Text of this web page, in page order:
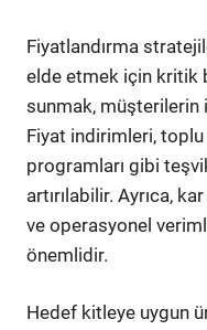
Fiyatlandırma
elde etmek için kritik
sunmak, müşterilerin
Fiyat indirimleri,
programları gibi
artırılabilir. Ayrıca,
ve operasyonel
önemlidir.
Hedef kitleye uygun